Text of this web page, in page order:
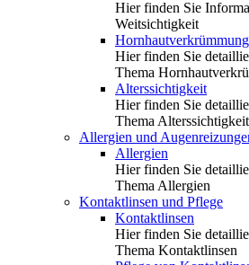
Hier finden Sie
Weitsichtigkeit
Hier finden Sie
Thema
Alterssichtigkeit
Hier finden Sie
Thema Alterssichtigkeit
Allergien und
Allergien
Hier finden Sie
Thema Allergien
Kontaktlinsen und Pflege
Kontaktlinsen
Hier finden Sie
Thema Kontaktlinsen